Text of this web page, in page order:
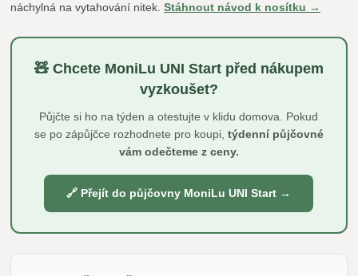
náchylná na vytahování nitek.Stáhnout návod k nosítku →
🧸 Chcete MoniLu UNI Start před nákupem
vyzkoušet?
Půjčte si ho na týden a otestujte v klidu domova. Pokud
se po zápůjčce rozhodnete pro koupi, týdenní půjčovné
vám odečteme z ceny.
🔗 Přejít do půjčovny MoniLu UNI Start →